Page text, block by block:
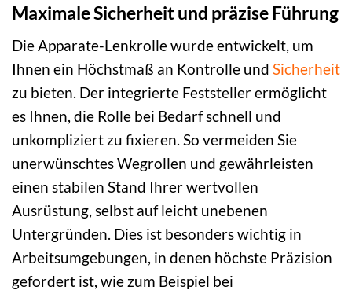
Maximale Sicherheit und präzise Führung
Die Apparate-Lenkrolle wurde entwickelt, um
Ihnen ein Höchstmaß an Kontrolle und Sicherheit
zu bieten. Der integrierte Feststeller ermöglicht
es Ihnen, die Rolle bei Bedarf schnell und
unkompliziert zu fixieren. So vermeiden Sie
unerwünschtes Wegrollen und gewährleisten
einen stabilen Stand Ihrer wertvollen
Ausrüstung, selbst auf leicht unebenen
Untergründen. Dies ist besonders wichtig in
Arbeitsumgebungen, in denen höchste Präzision
gefordert ist, wie zum Beispiel bei